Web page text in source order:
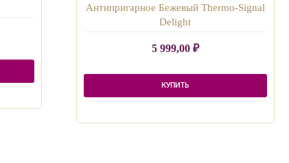
Антипригарное Бежевый Thermo-Signal
Delight
5 999,00 ₽
КУПИТЬ